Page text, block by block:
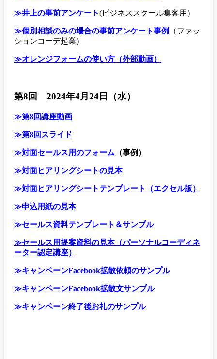
≫井上の事前アンケート(ビジネススクール集客用）
≫個別相談のみの場合の事前アンケート事例
（ファッ
ションコーデ起業）
≫オレンジフォームの使い方（外部動画）
第8回 2024年4月24日（水）
≫第8回講座動画
≫第8回スライド
≫対面セールス用のフォーム （事例）
≫対面ヒアリングシートの見本
≫対面ヒアリングシートテンプレート（エクセル版）
≫申込用紙の見本
≫セールス資料テンプレート＆サンプル
≫セールス用提案資料の見本（パーソナルコーディネ
ーター認定講座）
≫キャンペーンFacebook拡散依頼のサンプル
≫キャンペーンFacebook拡散文サンプル
≫キャンペーン終了後お礼のサンプル